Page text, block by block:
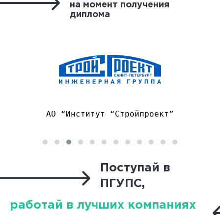
на момент получения
диплома
ООО “ТМХ-Сервис”
Поступай в
ПГУПС,
работай в лучших компаниях